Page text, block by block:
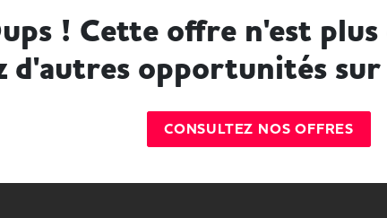
! Cette offre n'est
d'autres opportunités
CONSULTEZ NOS OFFRES